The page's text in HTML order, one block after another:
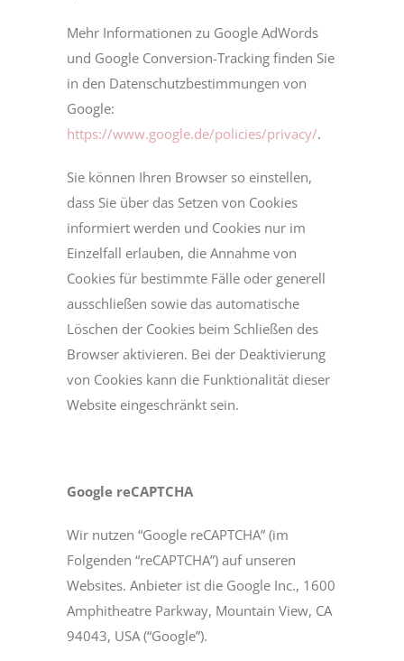
Mehr Informationen zu Google AdWords
und Google Conversion-Tracking finden Sie
in den Datenschutzbestimmungen von
Google:
https://www.google.de/policies/privacy/.
Sie können Ihren Browser so einstellen,
dass Sie über das Setzen von Cookies
informiert werden und Cookies nur im
Einzelfall erlauben, die Annahme von
Cookies für bestimmte Fälle oder generell
ausschließen sowie das automatische
Löschen der Cookies beim Schließen des
Browser aktivieren. Bei der Deaktivierung
von Cookies kann die Funktionalität dieser
Website eingeschränkt sein.
Google reCAPTCHA
Wir nutzen “Google reCAPTCHA” (im
Folgenden “reCAPTCHA”) auf unseren
Websites. Anbieter ist die Google Inc., 1600
Amphitheatre Parkway, Mountain View, CA
94043, USA (“Google”).